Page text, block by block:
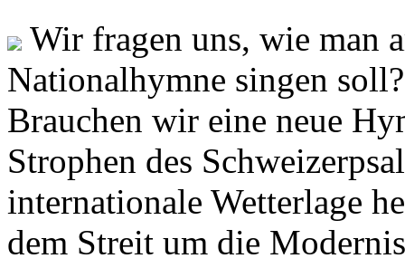
Wir fragen uns, wie man
Nationalhymne singen
Brauchen wir eine neue
Strophen des
internationale Wetterlage
dem Streit um die